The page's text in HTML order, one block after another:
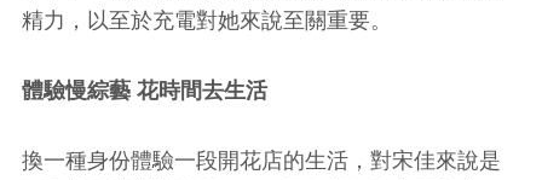
精力，以至於充電對她來說至關重要。
體驗慢綜藝 花時間去生活
換一種身份體驗一段開花店的生活，對宋佳來說是